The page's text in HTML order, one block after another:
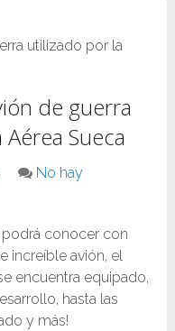
utilizado por la
de guerra
Sueca
No hay
podrá conocer con
increíble avión, el
encuentra equipado,
hasta las
y más!